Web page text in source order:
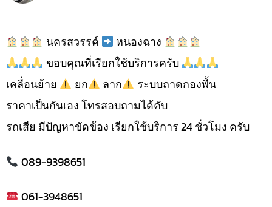
นครสวรรค์
หนองฉาง
ขอบคุณที่เรียกใช้บริการครับ
เคลื่อนย้าย
ยก ลาก
ระบบถาดกองพื้น
ราคาเป็นกันเอง โทรสอบถามได้คับ
รถเสีย มีปัญหาขัดข้อง เรียกใช้บริการ 24 ชั่วโมง ครับ
089-9398651
061-3948651